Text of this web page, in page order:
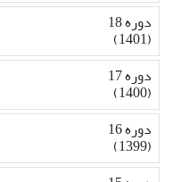
دوره 18
(1401)
دوره 17
(1400)
دوره 16
(1399)